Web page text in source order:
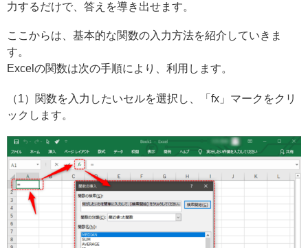
力するだけで、答えを導き出せます。
ここからは、基本的な関数の入力方法を紹介していきま
す。
Excelの関数は次の手順により、利用します。
（1）関数を入力したいセルを選択し、「fx」マークをクリ
ックします。